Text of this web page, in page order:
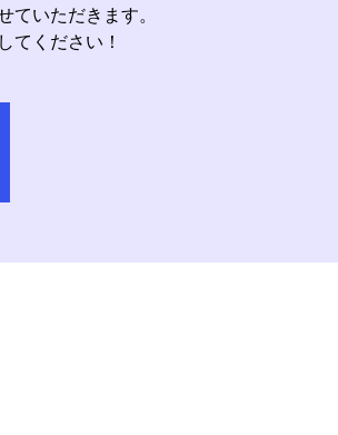
ていただきます。
てください！